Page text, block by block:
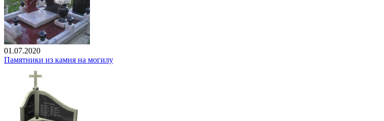
01.07.2020
Памятники из камня на могилу